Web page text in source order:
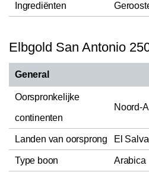
Ingrediënten
Elbgold San Antonio
General
Oorspronkelijke
continenten
Noord-
Landen van oorsprong El
Type boon Arabica